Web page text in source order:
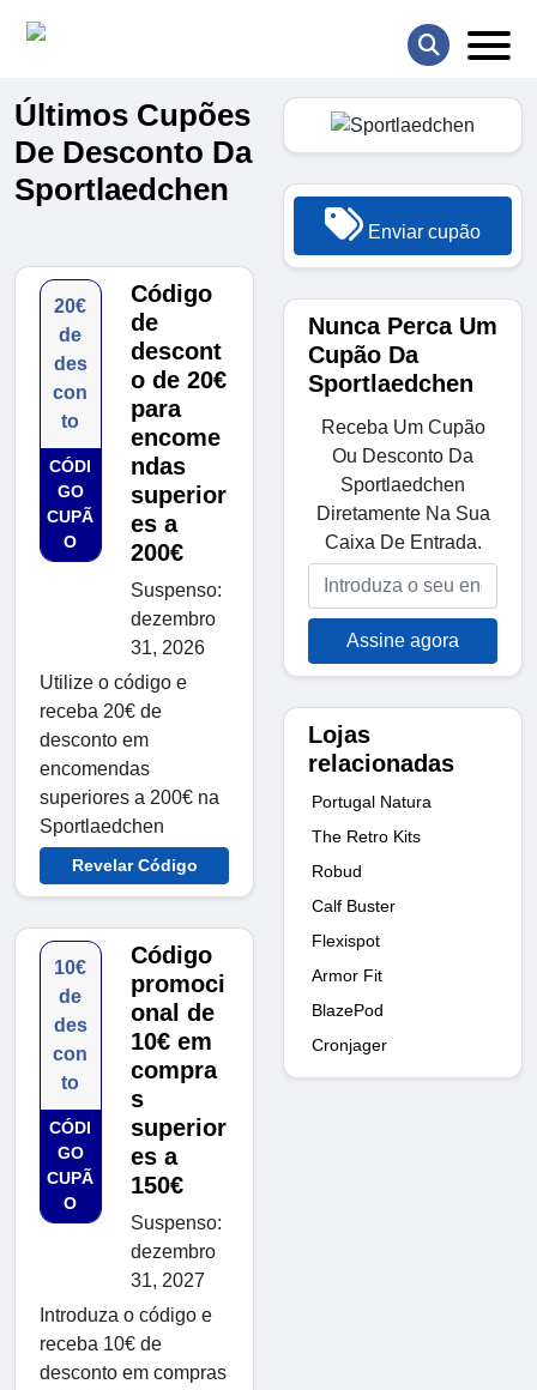
Últimos Cupões
De Desconto Da
Sportlaedchen
20€
de
des
con
to
CÓDI
GO
CUPÃ
O
Código
de
descont
o de 20€
para
encome
ndas
superior
es a
200€
Suspenso:
dezembro
31, 2026
Utilize o código e
receba 20€ de
desconto em
encomendas
superiores a 200€ na
Sportlaedchen
Revelar Código
10€
de
des
con
to
CÓDI
GO
CUPÃ
O
Código
promoci
onal de
10€ em
compra
s
superior
es a
150€
Suspenso:
dezembro
31, 2027
Introduza o código e
receba 10€ de
desconto em compras
Enviar cupão
Nunca Perca Um
Cupão Da
Sportlaedchen
Receba Um Cupão
Ou Desconto Da
Sportlaedchen
Diretamente Na Sua
Caixa De Entrada.
Assine agora
Lojas
relacionadas
Portugal Natura
The Retro Kits
Robud
Calf Buster
Flexispot
Armor Fit
BlazePod
Cronjager